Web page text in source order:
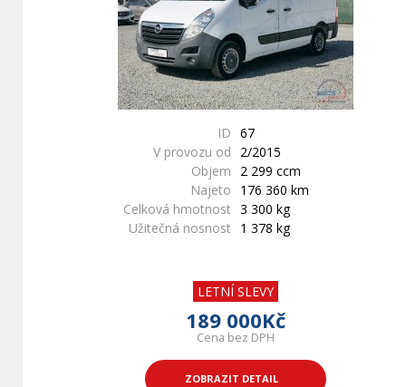
ID 67
V provozu od
2/2015
Objem
2 299 ccm
Najeto
176 360 km
Celková hmotnost 3 300 kg
Užitečná nosnost
1 378 kg
LETNÍ SLEVY
189 000Kč
Cena bez DPH
ZOBRAZIT DETAIL